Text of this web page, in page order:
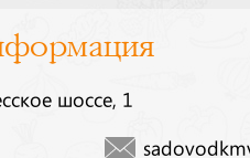
шоссе, 1